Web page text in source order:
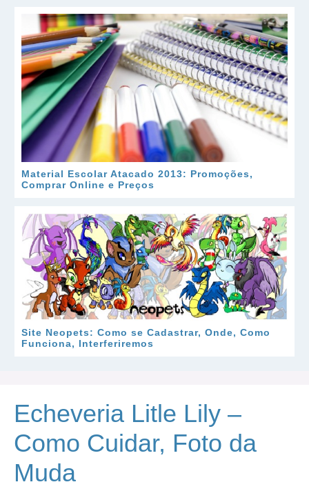
Material Escolar Atacado 2013: Promoções,
Comprar Online e Preços
Site Neopets: Como se Cadastrar, Onde, Como
Funciona, Interferiremos
Echeveria Litle Lily –
Como Cuidar, Foto da
Muda